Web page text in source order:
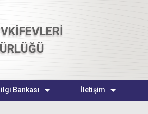
Bankası İletişim